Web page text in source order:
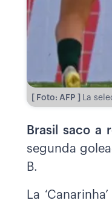
[ Foto: AFP ] La
Brasil saco a
segunda
B.
La